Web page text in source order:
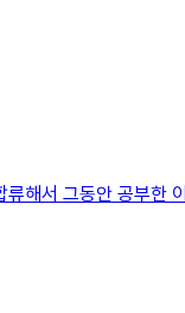
해서 그동안 공부한